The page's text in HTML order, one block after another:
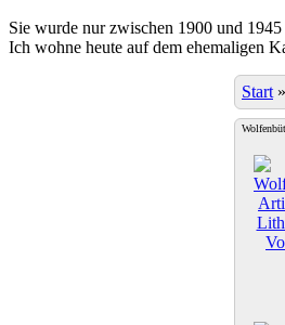
Sie wurde nur zwischen 1900 und
Ich wohne heute auf dem ehemaligen
Start»